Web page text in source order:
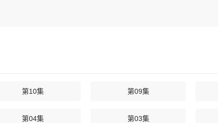
第10集 第09集
第04集 第03集